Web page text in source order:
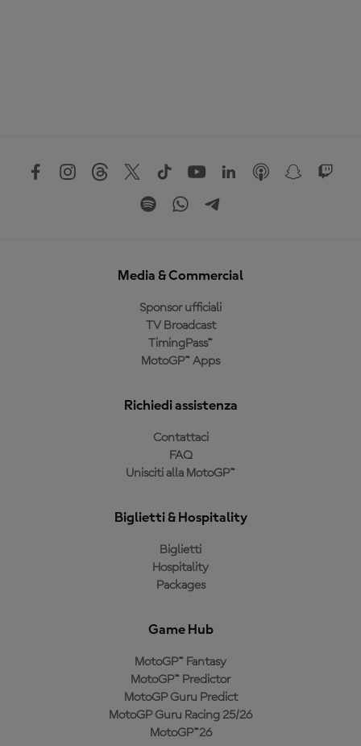
Media & Commercial
Sponsor ufficiali
TV Broadcast
TimingPass™
MotoGP™ Apps
Richiedi assistenza
Contattaci
FAQ
Unisciti alla MotoGP™
Biglietti & Hospitality
Biglietti
Hospitality
Packages
Game Hub
MotoGP™ Fantasy
MotoGP™ Predictor
MotoGP Guru Predict
MotoGP Guru Racing 25/26
MotoGP™26